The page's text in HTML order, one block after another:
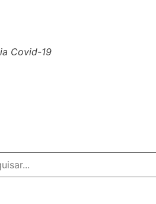
Covid-19